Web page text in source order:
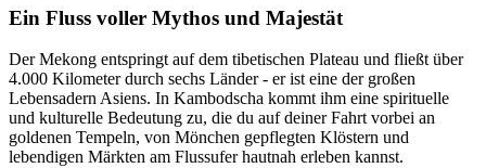
Ein Fluss voller Mythos und Majestät
Der Mekong entspringt auf dem tibetischen Plateau und fließt über
4.000 Kilometer durch sechs Länder - er ist eine der großen
Lebensadern Asiens. In Kambodscha kommt ihm eine spirituelle
und kulturelle Bedeutung zu, die du auf deiner Fahrt vorbei an
goldenen Tempeln, von Mönchen gepflegten Klöstern und
lebendigen Märkten am Flussufer hautnah erleben kannst.